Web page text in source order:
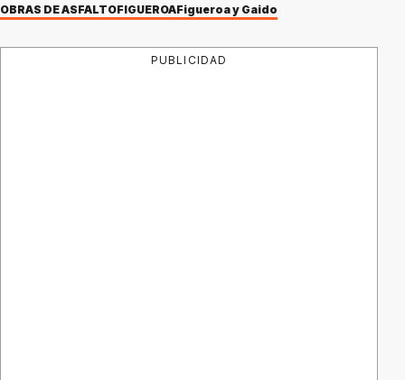
OBRAS DE ASFALTOFIGUEROAFigueroa y Gaido
PUBLICIDAD